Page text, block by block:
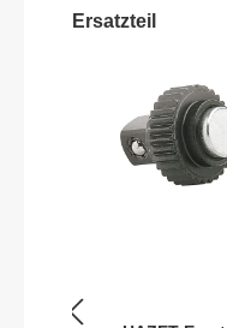
Verriegeln der
und
Safe Box
3120, ISO
1/2
Gewicht
min-max:
Ersatzteil